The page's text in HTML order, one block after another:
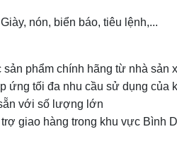
Giày, nón, biển báo, tiêu lệnh,...
phẩm chính hãng từ nhà sản
ứng tối đa nhu cầu sử dụng của
với số lượng lớn
giao hàng trong khu vực Bình